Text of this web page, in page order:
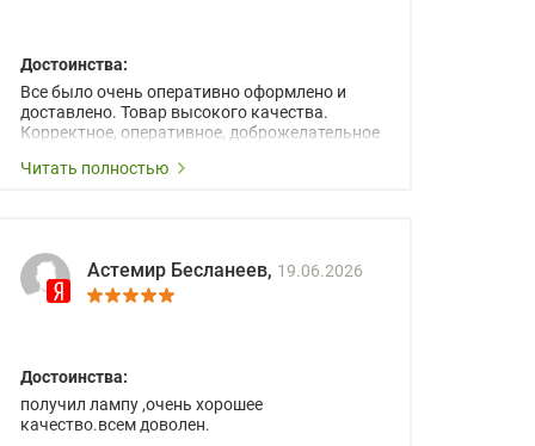
Достоинства:
Все было очень оперативно оформлено и
доставлено. Товар высокого качества.
Корректное, оперативное, доброжелательное
Читать полностью
Астемир Бесланеев, 19.06.2026
Достоинства:
получил лампу ,очень хорошее
качество.всем доволен.